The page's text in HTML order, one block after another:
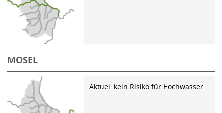
MOSEL
Aktuell kein Risiko für Hochwasser.